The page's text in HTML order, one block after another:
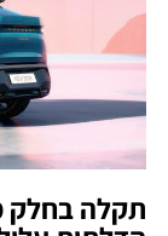
תקלה בחלק